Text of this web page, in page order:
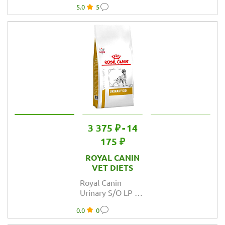
корм сухой
диетический
собак при
пищевой
аллергии
5.0 5
3 375 ₽- 14
175 ₽
ROYAL CANIN
VET DIETS
Royal Canin
Urinary S/O LP 18
сухой
диетический
0.0 0